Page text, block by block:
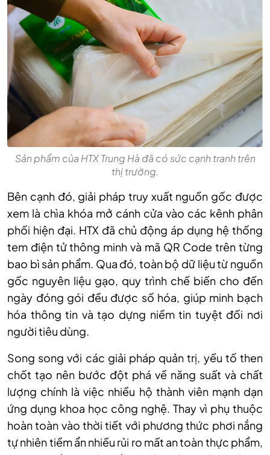
Sản phẩm của HTX Trung Hà đã có sức cạnh tranh trên
thị trường.
Bên cạnh đó, giải pháp truy xuất nguồn gốc được
xem là chìa khóa mở cánh cửa vào các kênh phân
phối hiện đại. HTX đã chủ động áp dụng hệ thống
tem điện tử thông minh và mã QR Code trên từng
bao bì sản phẩm. Qua đó, toàn bộ dữ liệu từ nguồn
gốc nguyên liệu gạo, quy trình chế biến cho đến
ngày đóng gói đều được số hóa, giúp minh bạch
hóa thông tin và tạo dựng niềm tin tuyệt đối nơi
người tiêu dùng.
Song song với các giải pháp quản trị, yếu tố then
chốt tạo nên bước đột phá về năng suất và chất
lượng chính là việc nhiều hộ thành viên mạnh dạn
ứng dụng khoa học công nghệ. Thay vì phụ thuộc
hoàn toàn vào thời tiết với phương thức phơi nắng
tự nhiên tiềm ẩn nhiều rủi ro mất an toàn thực phẩm,